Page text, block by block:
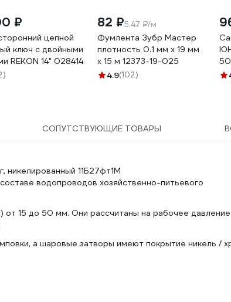
₽
цепной
ключ с двойными
REKON 14" 028414
82 ₽5.47 ₽/м
Фумлента Зубр Мастер
плотность 0.1 мм х 19 мм
х 15 м 12373-19-025
4.9(102)
СОПУТСТВУЮЩИЕ ТОВАРЫ
никелированный 11Б27фт1М
водопроводов хозяйственно-питьевого
15 до 50 мм. Они рассчитаны на рабочее
а шаровые затворы имеют покрытие никель /